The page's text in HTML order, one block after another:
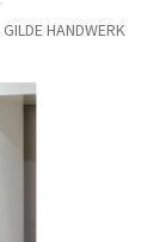
GILDE HANDWERK